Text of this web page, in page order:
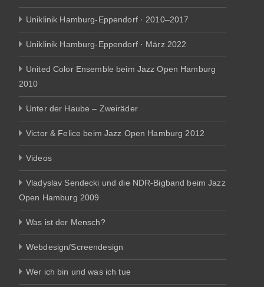
Uniklinik Hamburg-Eppendorf · 2010–2017
Uniklinik Hamburg-Eppendorf · März 2022
United Color Ensemble beim Jazz Open Hamburg
2010
Unter der Haube – Zweiräder
Victor & Felice beim Jazz Open Hamburg 2012
Videos
Vladyslav Sendecki und die NDR-Bigband beim Jazz
Open Hamburg 2009
Was ist der Mensch?
Webdesign/Screendesign
Wer ich bin und was ich tue